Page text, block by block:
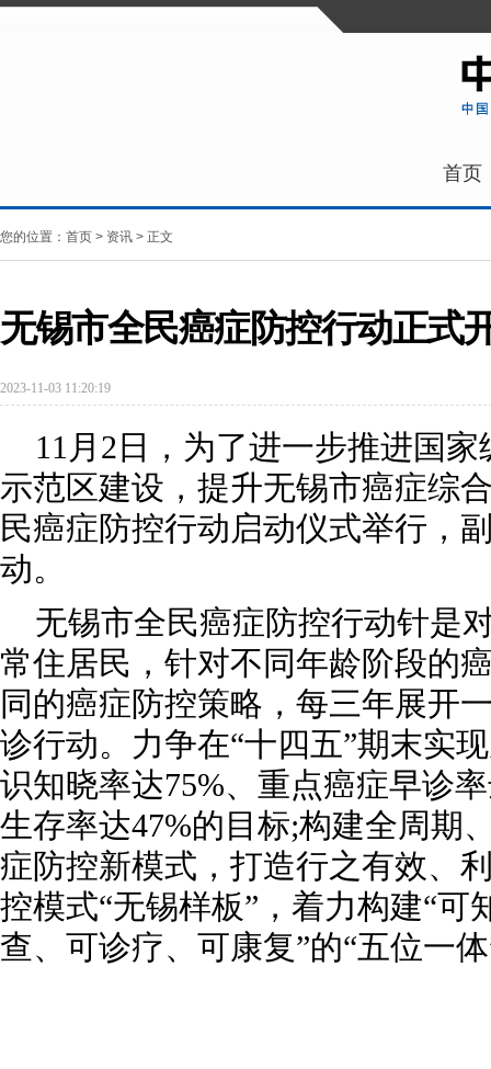
首页
您的位置： 首页 > 资讯 > 正文
无锡市全民癌症防控行动正式
2023-11-03 11:20:19
11月2日，为了进一步推进国
示范区建设，提升无锡市癌症综
民癌症防控行动启动仪式举行，
动。
无锡市全民癌症防控行动针是
常住居民，针对不同年龄阶段的
同的癌症防控策略，每三年展开
诊行动。力争在“十四五”期末实
识知晓率达75%、重点癌症早诊
生存率达47%的目标;构建全周期
症防控新模式，打造行之有效、
控模式“无锡样板”，着力构建“可
查、可诊疗、可康复”的“五位一